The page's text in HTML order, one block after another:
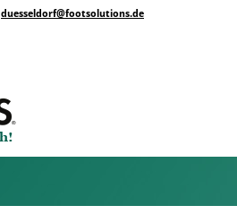
duesseldorf@footsolutions.de